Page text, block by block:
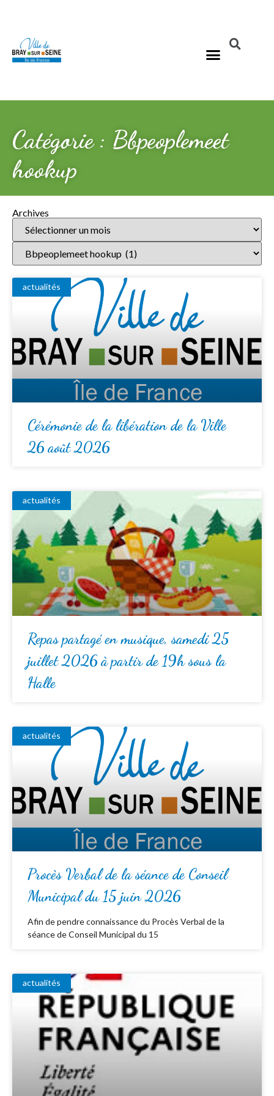
Catégorie : Bbpeoplemeet
hookup
Archives
actualités
Cérémonie de la libération de la Ville
26 août 2026
actualités
Repas partagé en musique, samedi 25
juillet 2026 à partir de 19h sous la
Halle
actualités
Procès Verbal de la séance de Conseil
Municipal du 15 juin 2026
Afin de pendre connaissance du Procès Verbal de la
séance de Conseil Municipal du 15
actualités